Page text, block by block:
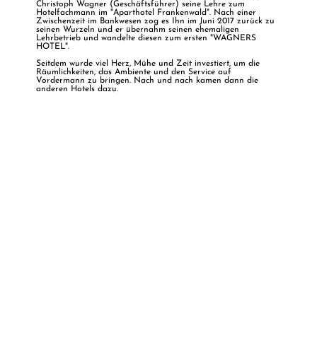
Christoph Wagner (Geschäftsführer) seine Lehre zum
Hotelfachmann im "Aparthotel Frankenwald". Nach einer
Zwischenzeit im Bankwesen zog es Ihn im Juni 2017 zurück zu
seinen Wurzeln und er übernahm seinen ehemaligen
Lehrbetrieb und wandelte diesen zum ersten "WAGNERS
HOTEL".
Seitdem wurde viel Herz, Mühe und Zeit investiert, um die
Räumlichkeiten, das Ambiente und den Service auf
Vordermann zu bringen. Nach und nach kamen dann die
anderen Hotels dazu.